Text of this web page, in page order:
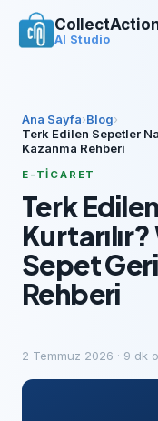
AI Studio
Ana Sayfa›Blog›
Terk Edilen Sepetler
Kazanma Rehberi
E-TICARET
Terk
Sepet
Rehberi
2 Temmuz 2026 · 9 dk